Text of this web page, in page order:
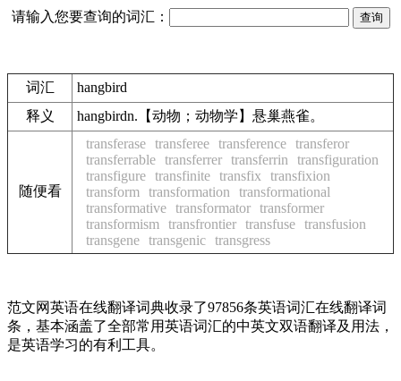
请输入您要查询的词汇：
词汇
hangbird
释义
hangbirdn.【动物；动物学】悬巢燕雀。
随便看
transferase transferee transference transferor
transferrable transferrer transferrin
transfiguration
transfigure transfinite transfix
transfixion
transform
transformation
transformational
transformative transformator transformer
transformism
transfrontier transfuse transfusion
transgene transgenic transgress
范文网英语在线翻译词典收录了97856条英语词汇在线翻译词
条，基本涵盖了全部常用英语词汇的中英文双语翻译及用法，
是英语学习的有利工具。